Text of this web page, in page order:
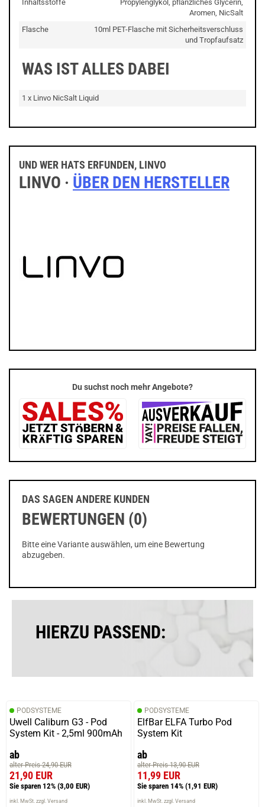
Inhaltsstoffe
Propylenglykol, pflanzliches Glycerin,
Aromen, NicSalt
Flasche
10ml PET-Flasche mit Sicherheitsverschluss
und Tropfaufsatz
WAS IST ALLES DABEI
1 x Linvo NicSalt Liquid
UND WER HATS ERFUNDEN, LINVO
LINVO · ÜBER DEN HERSTELLER
Du suchst noch mehr Angebote?
DAS SAGEN ANDERE KUNDEN
BEWERTUNGEN (0)
Bitte eine Variante auswählen, um eine Bewertung
abzugeben.
HIERZU PASSEND:
PODSYSTEME
Uwell Caliburn G3 - Pod
System Kit - 2,5ml 900mAh
ab
alter Preis 24,90 EUR
21,90 EUR
Sie sparen 12% (3,00 EUR)
inkl. MwSt. zzgl. Versand
PODSYSTEME
ElfBar ELFA Turbo Pod
System Kit
ab
alter Preis 13,90 EUR
11,99 EUR
Sie sparen 14% (1,91 EUR)
inkl. MwSt. zzgl. Versand